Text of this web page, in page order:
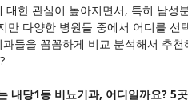
대한 관심이 높아지면서, 특히 남성
만 다양한 병원들 중에서 어디를
과들을 꼼꼼하게 비교 분석해서 추
내당1동 비뇨기과, 어디일까요? 5